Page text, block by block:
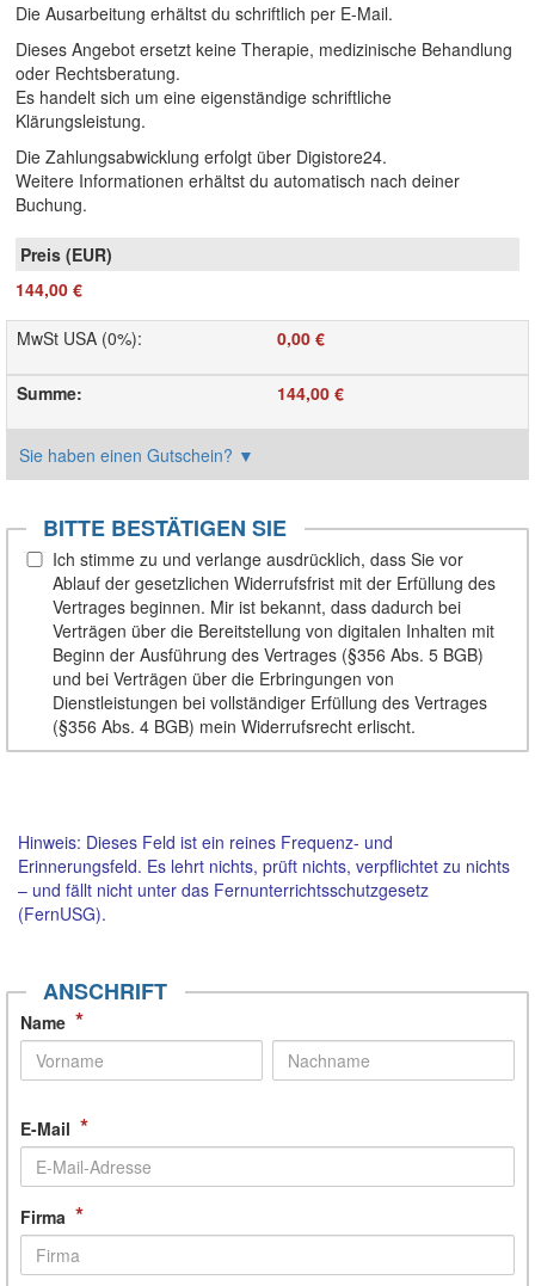
Die Ausarbeitung erhältst du schriftlich per E-Mail.
Dieses Angebot ersetzt keine Therapie, medizinische Behandlung
oder Rechtsberatung.
Es handelt sich um eine eigenständige schriftliche
Klärungsleistung.
Die Zahlungsabwicklung erfolgt über Digistore24.
Weitere Informationen erhältst du automatisch nach deiner
Buchung.
144,00 €
MwSt USA (0%): 0,00 €
Summe: 144,00 €
Sie haben einen Gutschein? ▼
BITTE BESTÄTIGEN SIE
Ich stimme zu und verlange ausdrücklich, dass Sie vor
Ablauf der gesetzlichen Widerrufsfrist mit der Erfüllung des
Vertrages beginnen. Mir ist bekannt, dass dadurch bei
Verträgen über die Bereitstellung von digitalen Inhalten mit
Beginn der Ausführung des Vertrages (§356 Abs. 5 BGB)
und bei Verträgen über die Erbringungen von
Dienstleistungen bei vollständiger Erfüllung des Vertrages
(§356 Abs. 4 BGB) mein Widerrufsrecht erlischt.
Hinweis: Dieses Feld ist ein reines Frequenz- und
Erinnerungsfeld. Es lehrt nichts, prüft nichts, verpflichtet zu nichts
– und fällt nicht unter das Fernunterrichtsschutzgesetz
(FernUSG).
ANSCHRIFT
Name *
E-Mail *
Firma *